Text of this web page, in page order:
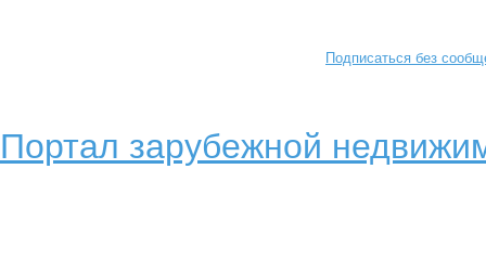
Подписаться без
Портал зарубежной